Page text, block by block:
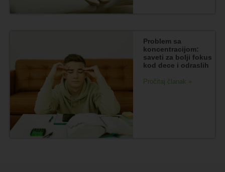
Problem sa
koncentracijom:
saveti za bolji fokus
kod dece i odraslih
Pročitaj članak »